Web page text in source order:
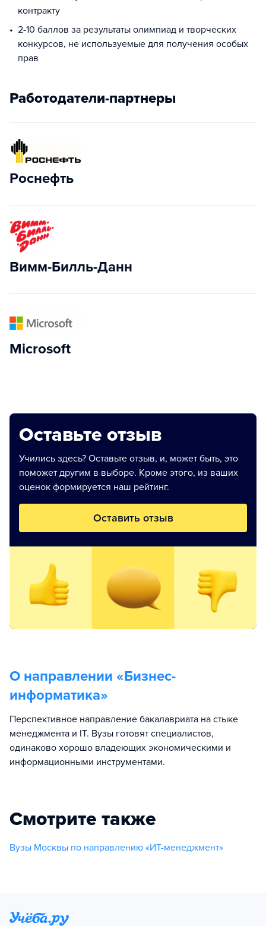
контракту
2-10 баллов за результаты олимпиад и творческих
конкурсов, не используемые для получения особых
прав
Работодатели-партнеры
Роснефть
Вимм-Билль-Данн
Microsoft
Оставьте отзыв
Учились здесь? Оставьте отзыв, и, может быть, это
поможет другим в выборе. Кроме этого, из ваших
оценок формируется наш рейтинг.
Оставить отзыв
О направлении «Бизнес-
информатика»
Перспективное направление бакалавриата на стыке
менеджмента и IT. Вузы готовят специалистов,
одинаково хорошо владеющих экономическими и
информационными инструментами.
Смотрите также
Вузы Москвы по направлению «ИТ-менеджмент»